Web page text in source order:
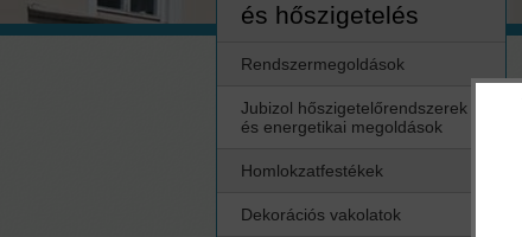
és hőszigetelés
Rendszermegoldások
Jubizol hőszigetelőrendszerek
és energetikai megoldások
Homlokzatfestékek
Dekorációs vakolatok